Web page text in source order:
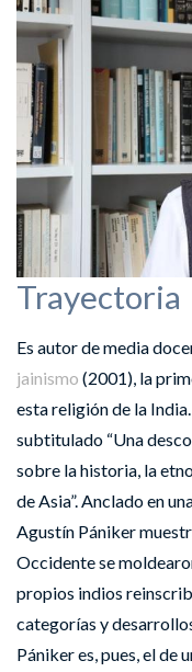
Trayectoria
Es autor de media
jainismo (2001), la
esta religión de la
subtitulado “Una
sobre la historia, la
de Asia”. Anclado en
Agustín Pániker
Occidente se
propios indios
categorías y
Pániker es, pues, el de